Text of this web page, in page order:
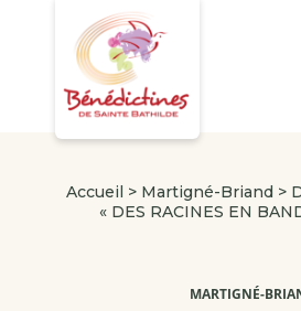
Accueil > Martigné-Briand>
« DES RACINES EN
MARTIGNÉ-